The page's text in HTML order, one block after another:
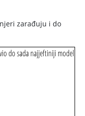
zarađuju i do